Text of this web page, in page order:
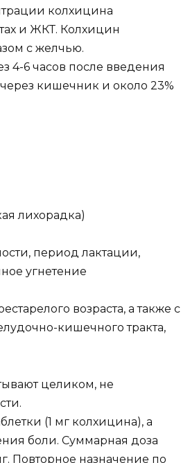
колхицина
и ЖКТ. Колхицин
с желчью.
4-6 часов после введения
кишечник и около 23%
лихорадка)
период лактации,
угнетение
возраста, а также с
кишечного тракта,
целиком, не
(1 мг колхицина), а
боли. Суммарная доза
Повторное назначение по